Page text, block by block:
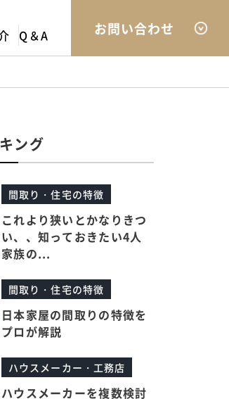
Q＆A お問い合わせ
ング
間取り・住宅の特徴
これより狭いとかなりきつ
い、、知っておきたい4人
家族の...
間取り・住宅の特徴
日本家屋の間取りの特徴を
プロが解説
ハウスメーカー・工務店
ハウスメーカーを複数検討